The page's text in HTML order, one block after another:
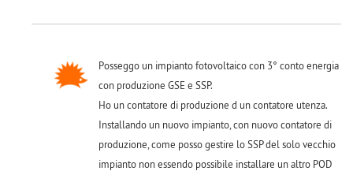
Posseggo un impianto fotovoltaico con 3° conto energia
con produzione GSE e SSP.
Ho un contatore di produzione d un contatore utenza.
Installando un nuovo impianto, con nuovo contatore di
produzione, come posso gestire lo SSP del solo vecchio
impianto non essendo possibile installare un altro POD